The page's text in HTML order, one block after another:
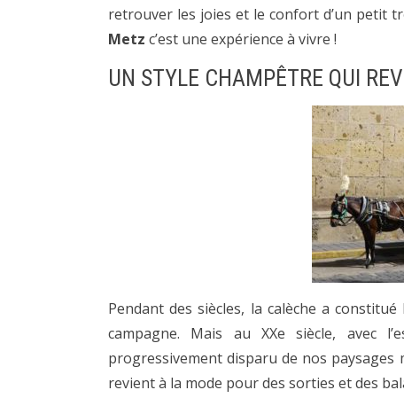
retrouver les joies et le confort d’un petit
Metz c’est une expérience à vivre !
UN STYLE CHAMPÊTRE QUI
Pendant des siècles, la calèche a
campagne. Mais au XXe siècle, avec
progressivement disparu de nos paysages
revient à la mode pour des sorties et des